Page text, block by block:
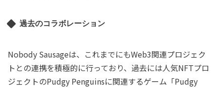
過去のコラボレーション
Nobody Sausageは、これまでにもWeb3関連プロジェク
トとの連携を積極的に行っており、過去には人気NFTプロ
ジェクトのPudgy Penguinsに関連するゲーム「Pudgy